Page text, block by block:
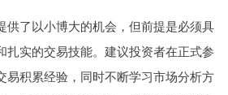
供了以小博大的机会，但前提是必须具
扎实的交易技能。建议投资者在正式参
易积累经验，同时不断学习市场分析方